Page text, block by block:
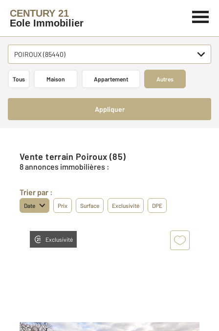
CENTURY 21
Eole Immobilier
POIROUX (85440)
Tous Maison Appartement Autres
Appliquer
Vente terrain Poiroux (85)
8 annonces immobilières :
Trier par :
Date Prix Surface Exclusivité DPE
Exclusivité